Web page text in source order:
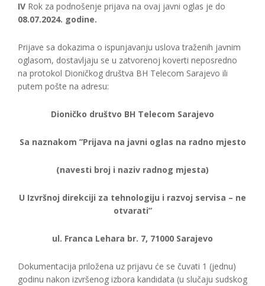
IV Rok za podnošenje prijava na ovaj javni oglas je do
08.07.2024. godine.
Prijave sa dokazima o ispunjavanju uslova traženih javnim
oglasom, dostavljaju se u zatvorenoj koverti neposredno
na protokol Dioničkog društva BH Telecom Sarajevo ili
putem pošte na adresu:
Dioničko društvo BH Telecom Sarajevo
Sa naznakom ”Prijava na javni oglas na radno mjesto
(navesti broj i naziv radnog mjesta)
U Izvršnoj direkciji za tehnologiju i razvoj servisa – ne
otvarati”
ul. Franca Lehara br. 7, 71000 Sarajevo
Dokumentacija priložena uz prijavu će se čuvati 1 (jednu)
godinu nakon izvršenog izbora kandidata (u slučaju sudskog